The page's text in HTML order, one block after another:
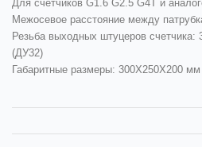
Для счётчиков G1.6 G2.5 G4Т и
Межосевое расстояние между
Резьба выходных штуцеров
(ДУ32)
Габаритные размеры: 300Х250Х200 мм